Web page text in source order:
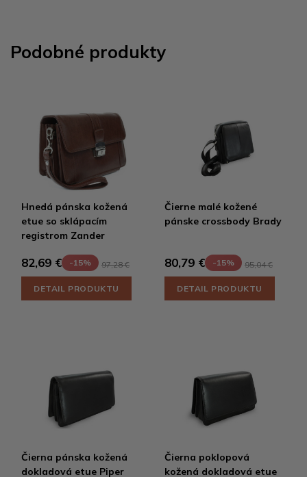
Podobné produkty
Hnedá pánska kožená
etue so sklápacím
registrom Zander
82,69 € -15% 97,28 €
DETAIL PRODUKTU
Čierne malé kožené
pánske crossbody Brady
80,79 € -15% 95,04 €
DETAIL PRODUKTU
Čierna pánska kožená
dokladová etue Piper
Čierna poklopová
kožená dokladová etue